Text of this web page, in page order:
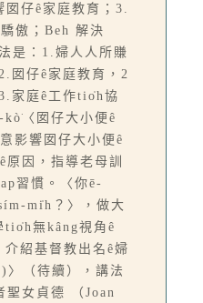
仔ê家庭教育；3.
傲；Beh 解決
是：1.婦人人所賺
囡仔ê家庭教育，2
家庭ê工作tio̍h協
〈囡仔大小便ê
影響囡仔大小便ê
原因，指導老母訓
習慣。〈你ē-
mi̍h？〉，做大
tio̍h無kâng視角ê
紹基督教出名ê婦
（待續），講法
聖女貞德 （Joan